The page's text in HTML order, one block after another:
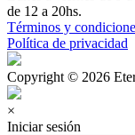
de 12 a 20hs.
Términos y
Política de privacidad
Copyright © 2026
×
Iniciar sesión